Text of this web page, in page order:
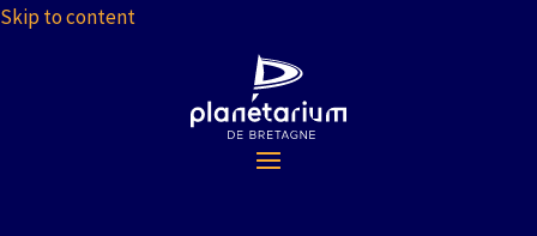
Skip to content